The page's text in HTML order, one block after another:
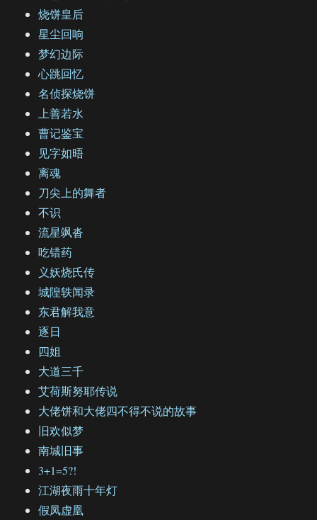
烧饼皇后
星尘回响
梦幻边际
心跳回忆
名侦探烧饼
上善若水
曹记鉴宝
见字如晤
离魂
刀尖上的舞者
不识
流星飒沓
吃错药
义妖烧氏传
城隍轶闻录
东君解我意
逐日
四姐
大道三千
艾荷斯努耶传说
大佬饼和大佬四不得不说的故事
旧欢似梦
南城旧事
3+1=5?!
江湖夜雨十年灯
假凤虚凰